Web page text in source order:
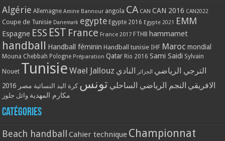
Algérie Allemagne Amine Bannour angola CA CAN CAN 2016 CAN2022
Coupe de Tunisie Danemark egypte Egypte 2016 Egypte 2021 EMM
Espagne ESS EST France France 2017 FTHB hammamet
handball Handball féminin Handball tunisie IHF Maroc mondial
Mouna Chebbah Pologne Préparation Qatar Rio 2016 Sami Saidi Sylvain
Nouet Tunisie Wael Jallouz الترجي الرياضي الجزائر النادي
الافريقي النجم الرياضي الساحلي تونس كرة اليد النسائية مصر 2016
مكارم المهدية وائل جلوز
Catégories
Beach handball Cahier technique Championnat